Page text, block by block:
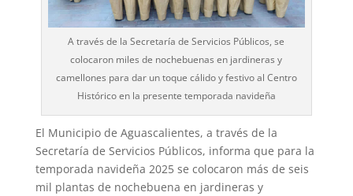
A través de la Secretaría de Servicios Públicos, se
colocaron miles de nochebuenas en jardineras y
camellones para dar un toque cálido y festivo al Centro
Histórico en la presente temporada navideña
El Municipio de Aguascalientes, a través de la
Secretaría de Servicios Públicos, informa que para la
temporada navideña 2025 se colocaron más de seis
mil plantas de nochebuena en jardineras y